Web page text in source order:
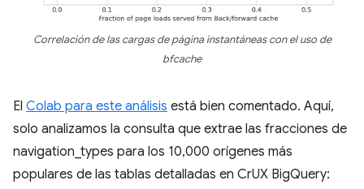
Correlación de las cargas de página instantáneas con el uso de
bfcache
El Colab para este análisis está bien comentado. Aquí,
solo analizamos la consulta que extrae las fracciones de
navigation_types para los 10,000 orígenes más
populares de las tablas detalladas en CrUX BigQuery: